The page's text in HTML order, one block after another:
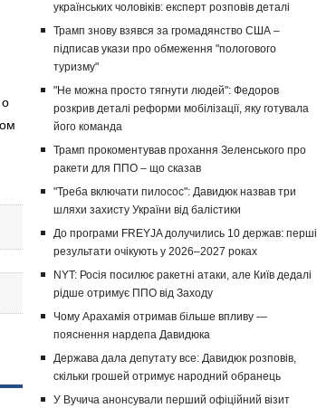
українських чоловіків: експерт розповів деталі
Трамп знову взявся за громадянство США –
підписав укази про обмеження "пологового
туризму"
"Не можна просто тягнути людей": Федоров
розкрив деталі реформи мобілізації, яку готувала
його команда
Трамп прокоментував прохання Зеленського про
ракети для ППО – що сказав
"Треба включати пилосос": Давидюк назвав три
шляхи захисту України від балістики
До програми FREYJA долучились 10 держав: перші
результати очікують у 2026–2027 роках
NYT: Росія посилює ракетні атаки, але Київ дедалі
рідше отримує ППО від Заходу
Чому Арахамія отримав більше впливу —
пояснення нардепа Давидюка
Держава дала депутату все: Давидюк розповів,
скільки грошей отримує народний обранець
У Вучича анонсували перший офіційний візит